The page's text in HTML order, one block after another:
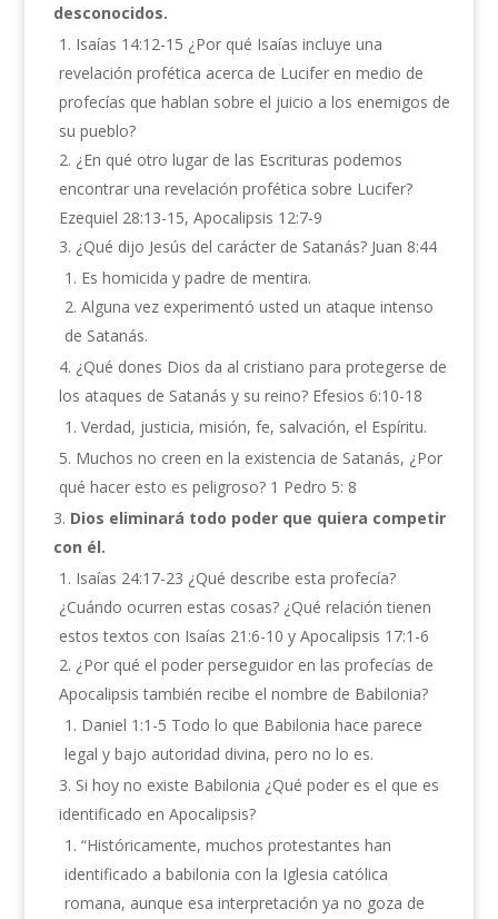
desconocidos.
Isaías 14:12-15 ¿Por qué Isaías incluye una
revelación profética acerca de Lucifer en medio de
profecías que hablan sobre el juicio a los enemigos de
su pueblo?
¿En qué otro lugar de las Escrituras podemos
encontrar una revelación profética sobre Lucifer?
Ezequiel 28:13-15, Apocalipsis 12:7-9
¿Qué dijo Jesús del carácter de Satanás? Juan 8:44
Es homicida y padre de mentira.
Alguna vez experimentó usted un ataque intenso
de Satanás.
¿Qué dones Dios da al cristiano para protegerse de
los ataques de Satanás y su reino? Efesios 6:10-18
Verdad, justicia, misión, fe, salvación, el Espíritu.
Muchos no creen en la existencia de Satanás, ¿Por
qué hacer esto es peligroso? 1 Pedro 5: 8
Dios eliminará todo poder que quiera competir
con él.
Isaías 24:17-23 ¿Qué describe esta profecía?
¿Cuándo ocurren estas cosas? ¿Qué relación tienen
estos textos con Isaías 21:6-10 y Apocalipsis 17:1-6
¿Por qué el poder perseguidor en las profecías de
Apocalipsis también recibe el nombre de Babilonia?
Daniel 1:1-5 Todo lo que Babilonia hace parece
legal y bajo autoridad divina, pero no lo es.
Si hoy no existe Babilonia ¿Qué poder es el que es
identificado en Apocalipsis?
“Históricamente, muchos protestantes han
identificado a babilonia con la Iglesia católica
romana, aunque esa interpretación ya no goza de